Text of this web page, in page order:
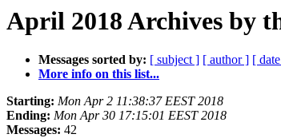
April 2018 Archives by
Messages sorted by: [ subject ] [ author ] [
More info on this list...
Starting: Mon Apr 2 11:38:37 EEST 2018
Ending: Mon Apr 30 17:15:01 EEST 2018
Messages: 42